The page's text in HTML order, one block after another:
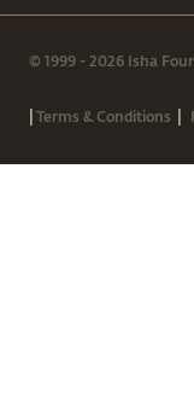
© 1999 - 2026 Isha
|Terms & Conditions |